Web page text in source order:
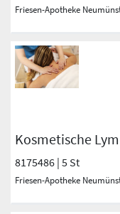
Friesen-Apotheke
Kosmetische
8175486 | 5 St
Friesen-Apotheke